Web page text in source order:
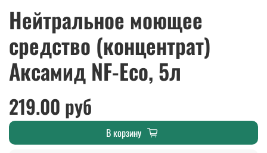
Нейтральное моющее
средство (концентрат)
Аксамид NF-Eco, 5л
219.00 руб
В корзину